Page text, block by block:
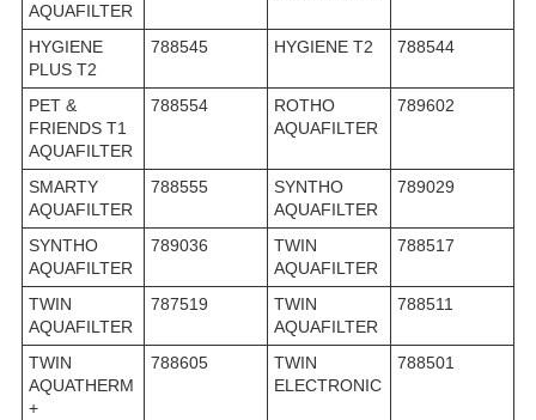
AQUAFILTER
HYGIENE
PLUS T2
788545 HYGIENE T2 788544
PET &
FRIENDS T1
AQUAFILTER
788554
ROTHO
AQUAFILTER
789602
SMARTY
AQUAFILTER
788555
SYNTHO
AQUAFILTER
789029
SYNTHO
AQUAFILTER
789036
TWIN
AQUAFILTER
788517
TWIN
AQUAFILTER
787519
TWIN
AQUAFILTER
788511
TWIN
AQUATHERM
+
788605
TWIN
ELECTRONIC
788501